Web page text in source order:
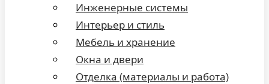
Инженерные системы
Интерьер и стиль
Мебель и хранение
Окна и двери
Отделка (материалы и работа)